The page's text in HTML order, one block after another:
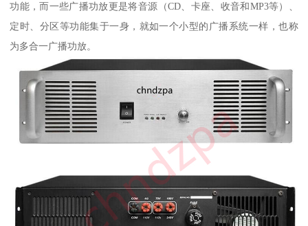
功能，而一些广播功放更是将音源（CD、卡座、收音和MP3等）、
定时、分区等功能集于一身，就如一个小型的广播系统一样，也称
为多合一广播功放。